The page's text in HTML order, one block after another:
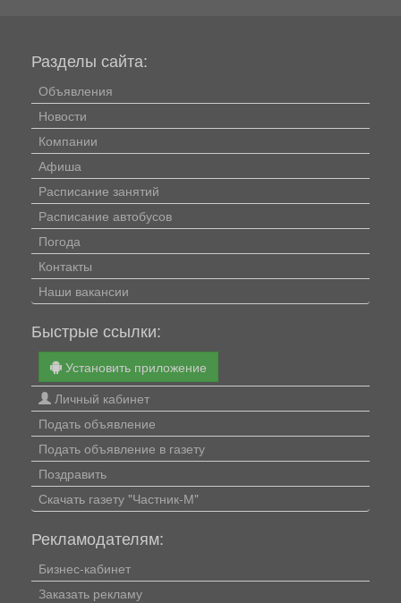
Разделы сайта:
Объявления
Новости
Компании
Афиша
Расписание занятий
Расписание автобусов
Погода
Контакты
Наши вакансии
Быстрые ссылки:
Установить приложение
Личный кабинет
Подать объявление
Подать объявление в газету
Поздравить
Скачать газету "Частник-М"
Рекламодателям:
Бизнес-кабинет
Заказать рекламу